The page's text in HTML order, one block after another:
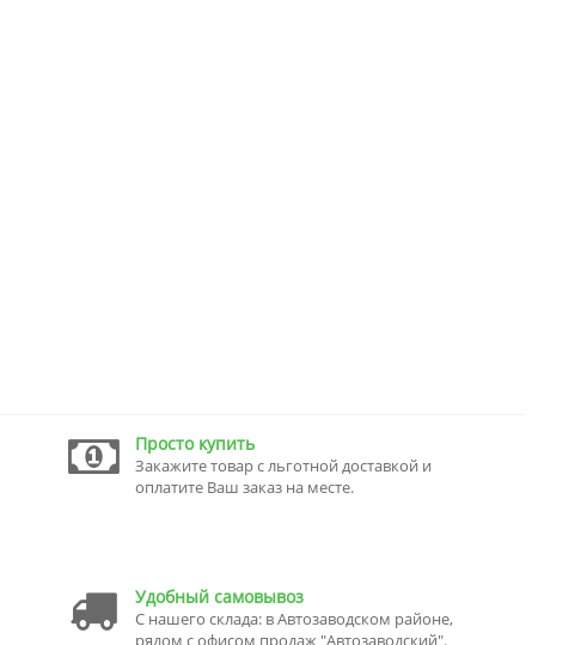
Просто купить
Закажите товар с льготной доставкой и
оплатите Ваш заказ на месте.
Удобный самовывоз
С нашего склада: в Автозаводском районе,
рядом с офисом продаж "Автозаводский".